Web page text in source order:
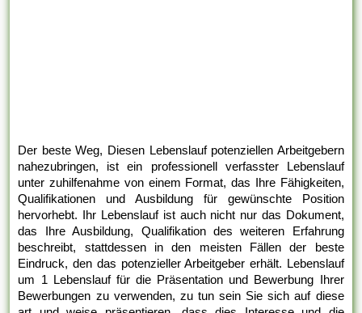
Der beste Weg, Diesen Lebenslauf potenziellen Arbeitgebern
nahezubringen, ist ein professionell verfasster Lebenslauf
unter zuhilfenahme von einem Format, das Ihre Fähigkeiten,
Qualifikationen und Ausbildung für gewünschte Position
hervorhebt. Ihr Lebenslauf ist auch nicht nur das Dokument,
das Ihre Ausbildung, Qualifikation des weiteren Erfahrung
beschreibt, stattdessen in den meisten Fällen der beste
Eindruck, den das potenzieller Arbeitgeber erhält. Lebenslauf
um 1 Lebenslauf für die Präsentation und Bewerbung Ihrer
Bewerbungen zu verwenden, zu tun sein Sie sich auf diese